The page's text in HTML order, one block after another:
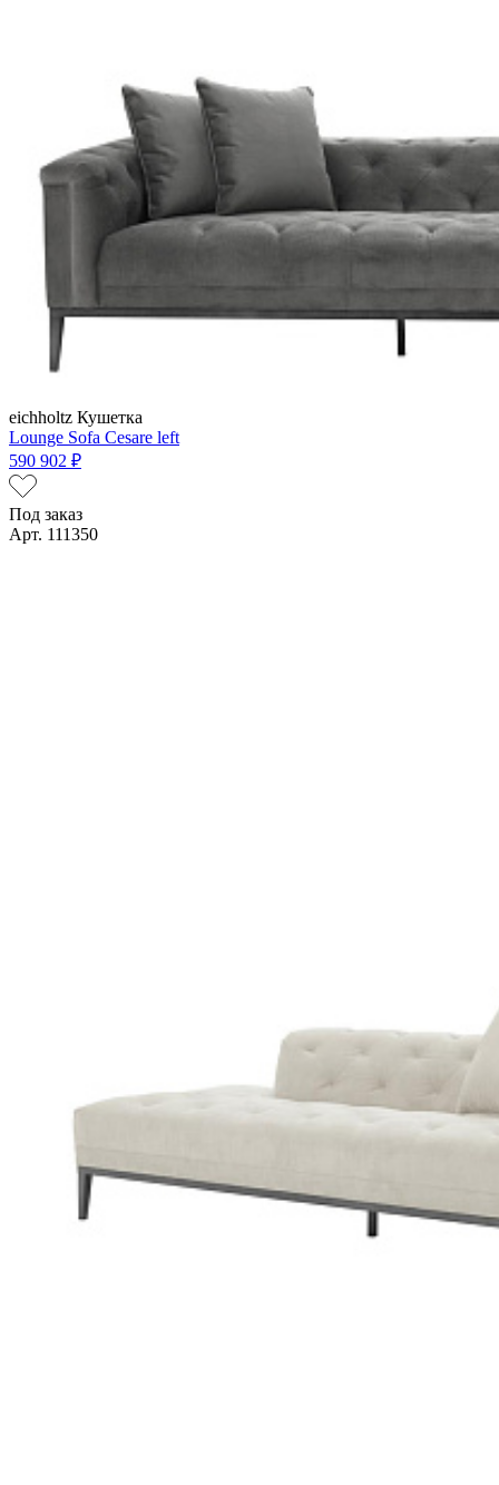
eichholtz Кушетка
Lounge Sofa Cesare left
590 902 ₽
Под заказ
Арт. 111350